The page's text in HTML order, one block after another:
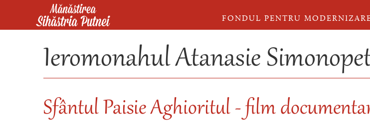
Mergi la conţinutul principal
FONDUL PENTRU
Ieromonahul Atanasie
Sfântul Paisie Aghioritul - film